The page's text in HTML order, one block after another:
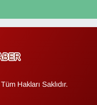
Hakları Saklıdır.